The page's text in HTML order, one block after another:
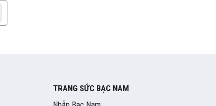
TRANG SỨC BẠC NAM